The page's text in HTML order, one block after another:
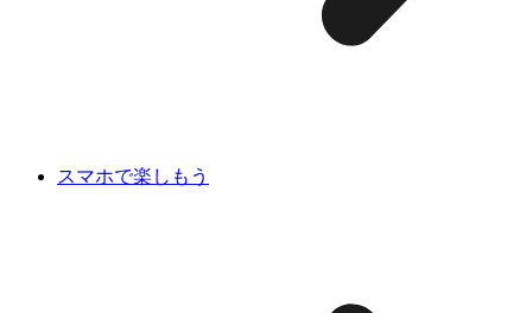
スマホで楽しもう